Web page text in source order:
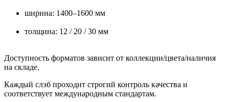
ширина: 1400–1600 мм
толщина: 12 / 20 / 30 мм
Доступность форматов зависит от коллекции/цвета/наличия
на складе.
Каждый слэб проходит строгий контроль качества и
соответствует международным стандартам.